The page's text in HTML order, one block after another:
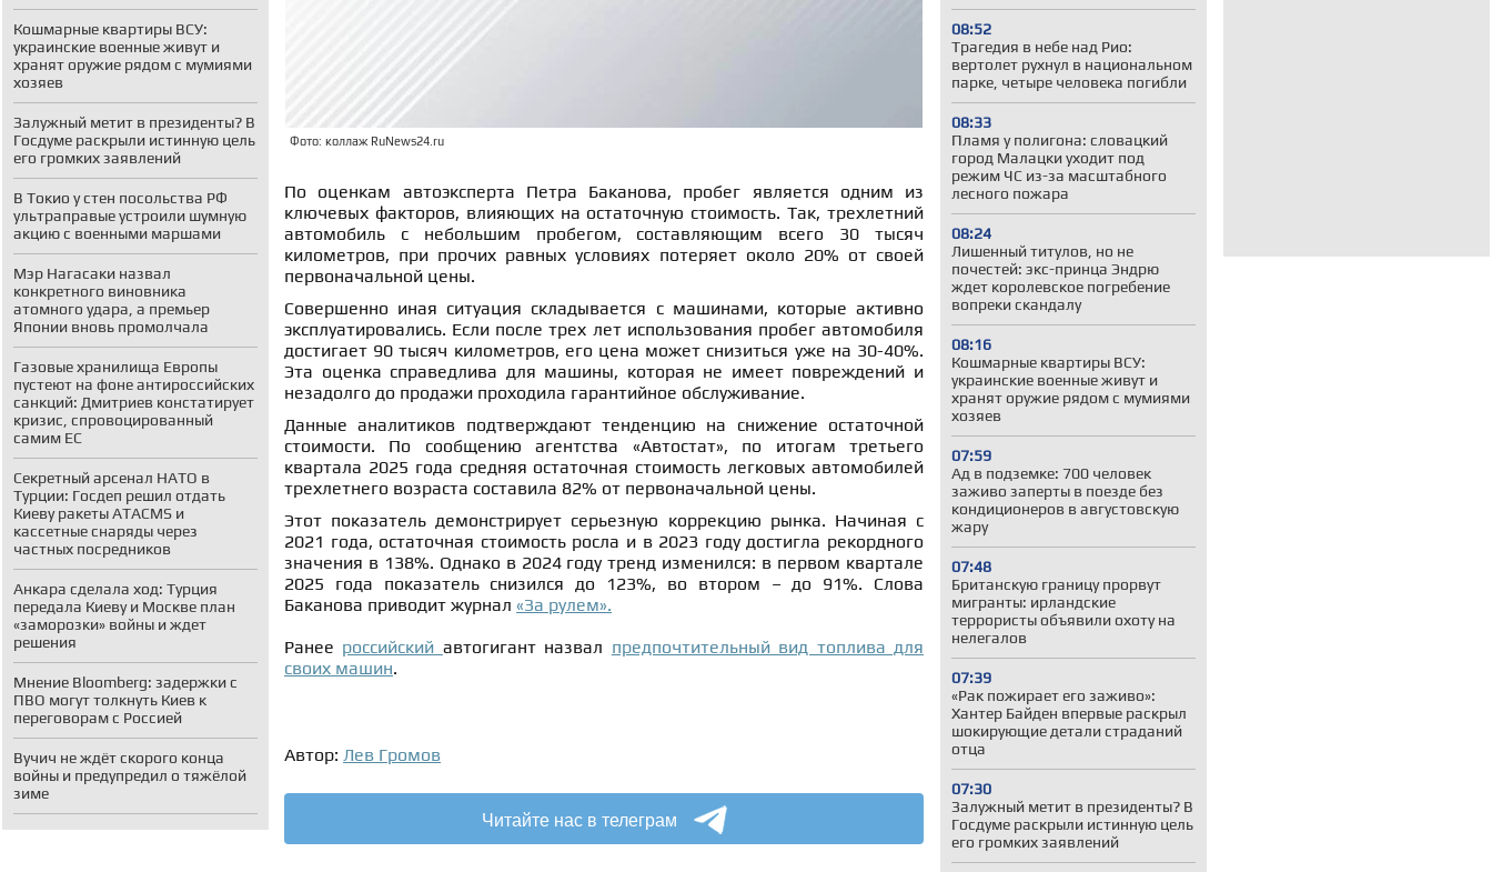
Кошмарные квартиры ВСУ:
украинские военные живут и
хранят оружие рядом с мумиями
хозяев
Залужный метит в президенты? В
Госдуме раскрыли истинную цель
его громких заявлений
В Токио у стен посольства РФ
ультраправые устроили шумную
акцию с военными маршами
Мэр Нагасаки назвал
конкретного виновника
атомного удара, а премьер
Японии вновь промолчала
Газовые хранилища Европы
пустеют на фоне антироссийских
санкций: Дмитриев констатирует
кризис, спровоцированный
самим ЕС
Секретный арсенал НАТО в
Турции: Госдеп решил отдать
Киеву ракеты ATACMS и
кассетные снаряды через
частных посредников
Анкара сделала ход: Турция
передала Киеву и Москве план
«заморозки» войны и ждет
решения
Мнение Bloomberg: задержки с
ПВО могут толкнуть Киев к
переговорам с Россией
Вучич не ждёт скорого конца
войны и предупредил о тяжёлой
зиме
08:52
Трагедия в небе над Рио:
вертолет рухнул в национальном
парке, четыре человека погибли
08:33
Пламя у полигона: словацкий
город Малацки уходит под
режим ЧС из-за масштабного
лесного пожара
08:24
Лишенный титулов, но не
почестей: экс-принца Эндрю
ждет королевское погребение
вопреки скандалу
08:16
Кошмарные квартиры ВСУ:
украинские военные живут и
хранят оружие рядом с мумиями
хозяев
07:59
Ад в подземке: 700 человек
заживо заперты в поезде без
кондиционеров в августовскую
жару
07:48
Британскую границу прорвут
мигранты: ирландские
террористы объявили охоту на
нелегалов
07:39
«Рак пожирает его заживо»:
Хантер Байден впервые раскрыл
шокирующие детали страданий
отца
07:30
Залужный метит в президенты? В
Госдуме раскрыли истинную цель
его громких заявлений
Фото: коллаж RuNews24.ru
По оценкам автоэксперта Петра Баканова, пробег является одним из
ключевых факторов, влияющих на остаточную стоимость. Так, трехлетний
автомобиль с небольшим пробегом, составляющим всего 30 тысяч
километров, при прочих равных условиях потеряет около 20% от своей
первоначальной цены.
Совершенно иная ситуация складывается с машинами, которые активно
эксплуатировались. Если после трех лет использования пробег автомобиля
достигает 90 тысяч километров, его цена может снизиться уже на 30-40%.
Эта оценка справедлива для машины, которая не имеет повреждений и
незадолго до продажи проходила гарантийное обслуживание.
Данные аналитиков подтверждают тенденцию на снижение остаточной
стоимости. По сообщению агентства «Автостат», по итогам третьего
квартала 2025 года средняя остаточная стоимость легковых автомобилей
трехлетнего возраста составила 82% от первоначальной цены.
Этот показатель демонстрирует серьезную коррекцию рынка. Начиная с
2021 года, остаточная стоимость росла и в 2023 году достигла рекордного
значения в 138%. Однако в 2024 году тренд изменился: в первом квартале
2025 года показатель снизился до 123%, во втором – до 91%. Слова
Баканова приводит журнал «За рулем».
Ранее российский автогигант назвал предпочтительный вид топлива для
своих машин.
Автор: Лев Громов
Читайте нас в телеграм